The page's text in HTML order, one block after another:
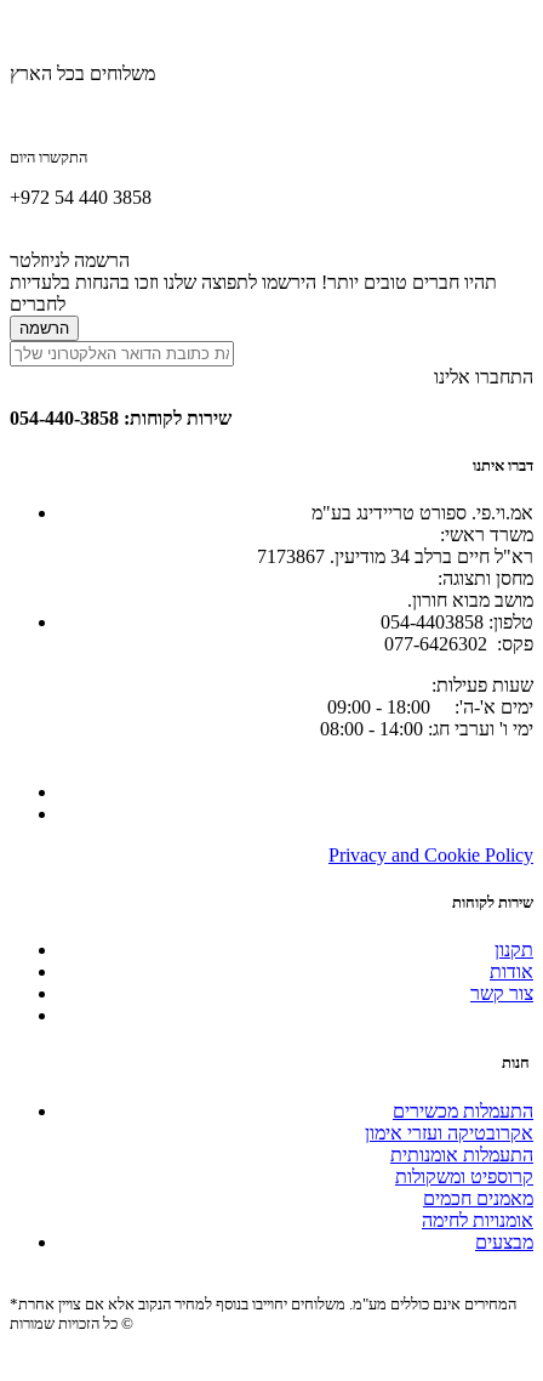
משלוחים בכל הארץ
התקשרו היום
+972 54 440 3858
הרשמה לניוזלטר
תהיו חברים טובים יותר! הירשמו לתפוצה שלנו וזכו בהנחות בלעדיות
לחברים
הרשמה
התחברו אלינו
שירות לקוחות: 054-440-3858
דברו איתנו
אמ.וי.פי. ספורט טריידינג בע"מ
:משרד ראשי
רא"ל חיים ברלב 34 מודיעין. 7173867
:מחסן ותצוגה
.מושב מבוא חורון
054-4403858 :טלפון
077-6426302 :פקס
:שעות פעילות
ימים א'-ה': 18:00 - 09:00
ימי ו' וערבי חג: 14:00 - 08:00
Privacy and Cookie Policy
שירות לקוחות
תקנון
אודות
צור קשר
התעמלות מכשירים
אקרובטיקה ועזרי אימון
התעמלות אומנותית
קרוספיט ומשקולות
מאמנים חכמים
אומנויות לחימה
מבצעים
*המחירים אינם כוללים מע"מ. משלוחים יחוייבו בנוסף למחיר הנקוב אלא אם צויין אחרת
כל הזכויות שמורות ©